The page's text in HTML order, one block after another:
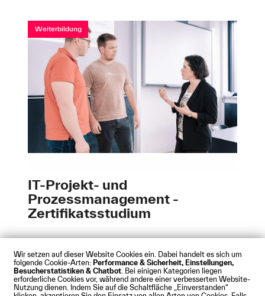
Wir setzen auf dieser Website Cookies ein. Dabei handelt es sich um
folgende Cookie-Arten: Performance & Sicherheit, Einstellungen,
Besucherstatistiken & Chatbot . Bei einigen Kategorien liegen
erforderliche Cookies vor, während andere einer verbesserten Website-
Nutzung dienen. Indem Sie auf die Schaltfläche „Einverstanden“
Weiterbildung
IT-Projekt- und
Prozessmanagement -
Zertifikatsstudium
Impressum Datenschutz Cookies
Barrierefreiheit
Kontakt Presse Anfahrt Intranet Webmail